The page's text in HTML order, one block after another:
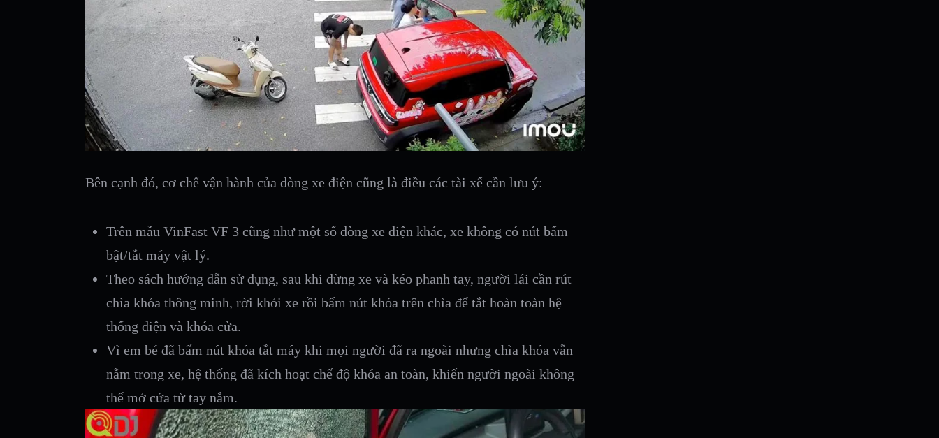
Bên cạnh đó, cơ chế vận hành của dòng xe điện cũng là điều các tài xế cần lưu ý:
Trên mẫu VinFast VF 3 cũng như một số dòng xe điện khác, xe không có nút bấm
bật/tắt máy vật lý.
Theo sách hướng dẫn sử dụng, sau khi dừng xe và kéo phanh tay, người lái cần rút
chìa khóa thông minh, rời khỏi xe rồi bấm nút khóa trên chìa để tắt hoàn toàn hệ
thống điện và khóa cửa.
Vì em bé đã bấm nút khóa tắt máy khi mọi người đã ra ngoài nhưng chìa khóa vẫn
nằm trong xe, hệ thống đã kích hoạt chế độ khóa an toàn, khiến người ngoài không
thể mở cửa từ tay nắm.